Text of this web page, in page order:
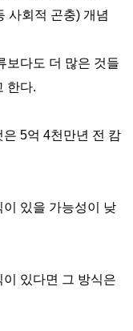
사회적 곤충) 개념
보다도 더 많은 것들
한다.
5억 4천만년 전 캄
있을 가능성이 낮
있다면 그 방식은